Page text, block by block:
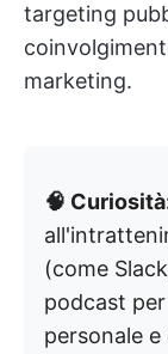
targeting
marketing.
🧠
(come
podcast
personale